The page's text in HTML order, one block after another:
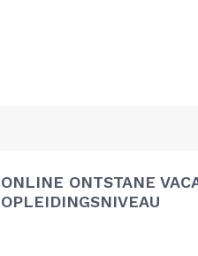
ONLINE ONTSTANE
OPLEIDINGSNIVEAU